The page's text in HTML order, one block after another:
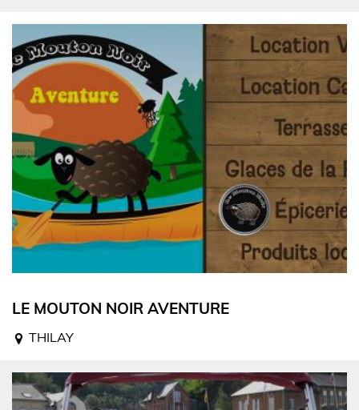
LE MOUTON NOIR AVENTURE
THILAY